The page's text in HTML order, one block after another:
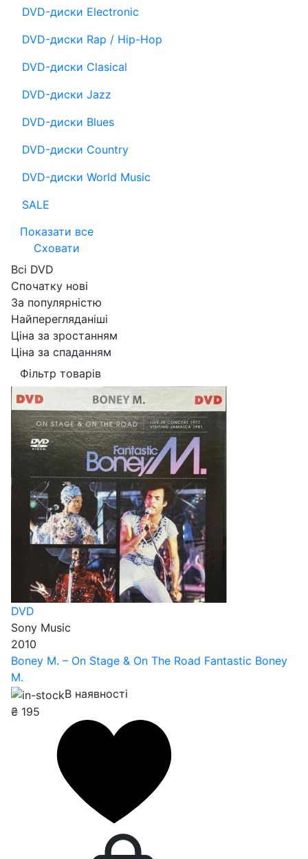
DVD-диски Electronic
DVD-диски Rap / Hip-Hop
DVD-диски Clasical
DVD-диски Jazz
DVD-диски Blues
DVD-диски Country
DVD-диски World Music
SALE
Показати все
Сховати
Всі DVD
Спочатку нові
За популярністю
Найперегляданіші
Ціна за зростанням
Ціна за спаданням
Фільтр товарів
DVD
Sony Music
2010
Boney M. – On Stage & On The Road Fantastic Boney
M.
В наявності
₴ 195